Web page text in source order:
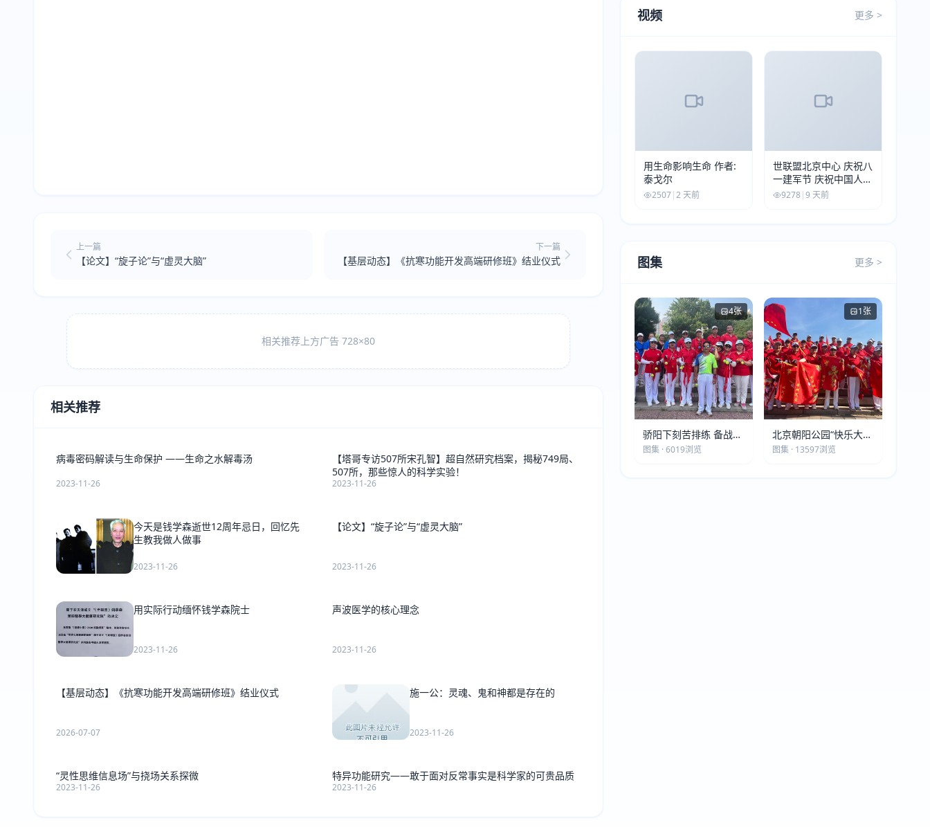
上一篇
【论文】“旋子论”与“虚灵大脑”
下一篇
【基层动态】《抗寒功能开发高端研修班》结业仪式
相关推荐上方广告 728×80
相关推荐
病毒密码解读与生命保护 ——生命之水解毒汤
2023-11-26
【塔哥专访507所宋孔智】超自然研究档案，揭秘749局、
507所，那些惊人的科学实验！
2023-11-26
今天是钱学森逝世12周年忌日，回忆先
生教我做人做事
2023-11-26
【论文】“旋子论”与“虚灵大脑”
2023-11-26
用实际行动缅怀钱学森院士
2023-11-26
声波医学的核心理念
2023-11-26
【基层动态】《抗寒功能开发高端研修班》结业仪式
2026-07-07
施一公：灵魂、鬼和神都是存在的
2023-11-26
“灵性思维信息场”与挠场关系探微
2023-11-26
特异功能研究——敢于面对反常事实是科学家的可贵品质
2023-11-26
视频 更多 >
用生命影响生命 作者:
泰戈尔
2507|2 天前
世联盟北京中心 庆祝八
一建军节 庆祝中国人民
解放军建军99周年
9278|9 天前
图集 更多 >
4张
骄阳下刻苦排练 备战第
五届莫斯科世界大健康
图集 · 6019浏览
1张
北京朝阳公园“快乐大本
营”建党105周年庆祝活
图集 · 13597浏览